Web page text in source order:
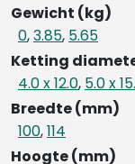
Gewicht (kg)
0,3.85, 5.65
Ketting
4.0 x 12.0, 5.0 x
Breedte (mm)
100,114
Hoogte (mm)